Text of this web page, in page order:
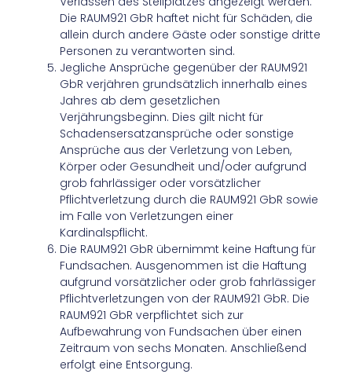
Die RAUM921 GbR haftet nicht für Schäden, die
allein durch andere Gäste oder sonstige dritte
Personen zu verantworten sind.
Jegliche Ansprüche gegenüber der RAUM921
GbR verjähren grundsätzlich innerhalb eines
Jahres ab dem gesetzlichen
Verjährungsbeginn. Dies gilt nicht für
Schadensersatzansprüche oder sonstige
Ansprüche aus der Verletzung von Leben,
Körper oder Gesundheit und/oder aufgrund
grob fahrlässiger oder vorsätzlicher
Pflichtverletzung durch die RAUM921 GbR sowie
im Falle von Verletzungen einer
Kardinalspflicht.
Die RAUM921 GbR übernimmt keine Haftung für
Fundsachen. Ausgenommen ist die Haftung
aufgrund vorsätzlicher oder grob fahrlässiger
Pflichtverletzungen von der RAUM921 GbR. Die
RAUM921 GbR verpflichtet sich zur
Aufbewahrung von Fundsachen über einen
Zeitraum von sechs Monaten. Anschließend
erfolgt eine Entsorgung.